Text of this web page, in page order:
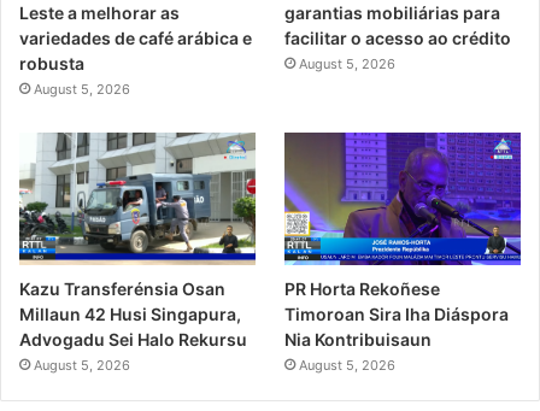
Leste a melhorar as
variedades de café arábica e
robusta
August 5, 2026
garantias mobiliárias para
facilitar o acesso ao crédito
August 5, 2026
Kazu Transferénsia Osan
Millaun 42 Husi Singapura,
Advogadu Sei Halo Rekursu
August 5, 2026
PR Horta Rekoñese
Timoroan Sira Iha Diáspora
Nia Kontribuisaun
August 5, 2026